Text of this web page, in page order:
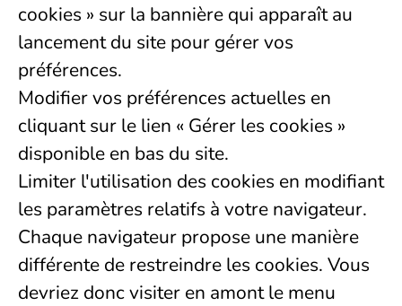
cookies » sur la bannière qui apparaît au
lancement du site pour gérer vos
préférences.
Modifier vos préférences actuelles en
cliquant sur le lien « Gérer les cookies »
disponible en bas du site.
Limiter l'utilisation des cookies en modifiant
les paramètres relatifs à votre navigateur.
Chaque navigateur propose une manière
différente de restreindre les cookies. Vous
devriez donc visiter en amont le menu